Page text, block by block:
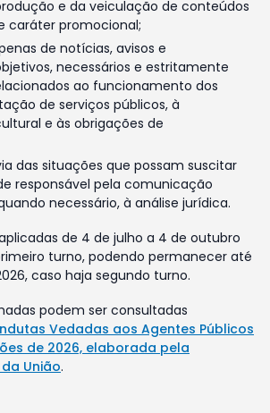
e da veiculação de conteúdos
caráter promocional;
de notícias, avisos e
necessários e estritamente
ao funcionamento dos
de serviços públicos, à
e às obrigações de
das situações que possam suscitar
responsável pela comunicação
necessário, à análise jurídica.
de 4 de julho a 4 de outubro
turno, podendo permanecer até
caso haja segundo turno.
podem ser consultadas
Vedadas aos Agentes Públicos
de 2026, elaborada pela
União.